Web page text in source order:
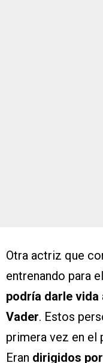
Otra actriz que
entrenando para
podría darle vida
Vader. Estos
primera vez en el
Eran dirigidos